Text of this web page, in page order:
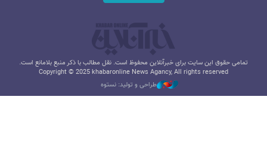
تمامی حقوق این سایت برای خبرآنلاین محفوظ است. نقل مطالب با ذکر منبع بلامانع است.
Copyright © 2025 khabaronline News Agancy, All rights reserved
طراحی و تولید: نستوه